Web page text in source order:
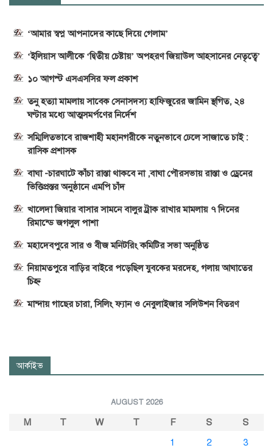
‘আমার স্বপ্ন আপনাদের কাছে দিয়ে গেলাম’
‘ইলিয়াস আলীকে ‘দ্বিতীয় চেষ্টায়’ অপহরণ জিয়াউল আহসানের নেতৃত্বে’
১০ আগস্ট এসএসসির ফল প্রকাশ
তনু হত্যা মামলায় সাবেক সেনাসদস্য হাফিজুরের জামিন স্থগিত, ২৪
ঘণ্টার মধ্যে আত্মসমর্পণের নির্দেশ
সম্মিলিতভাবে রাজশাহী মহানগরীকে নতুনভাবে ঢেলে সাজাতে চাই :
রাসিক প্রশাসক
বাঘা -চারঘাটে কাঁচা রাস্তা থাকবে না ,বাঘা পৌরসভায় রাস্তা ও ড্রেনের
ভিত্তিপ্রস্তর অনুষ্ঠানে এমপি চাঁদ
খালেদা জিয়ার বাসার সামনে বালুর ট্রাক রাখার মামলায় ৭ দিনের
রিমান্ডে জগলুল পাশা
মহাদেবপুরে সার ও বীজ মনিটরিং কমিটির সভা অনুষ্ঠিত
নিয়ামতপুরে বাড়ির বাইরে পড়েছিল যুবকের মরদেহ, গলায় আঘাতের
চিহ্ন
মান্দায় গাছের চারা, সিলিং ফ্যান ও নেবুলাইজার সলিউশন বিতরণ
আর্কাইভ
AUGUST 2026
M T W T F S
S
1
2 3